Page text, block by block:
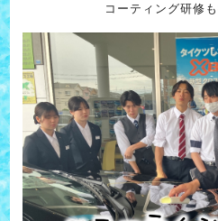
コーティング研修